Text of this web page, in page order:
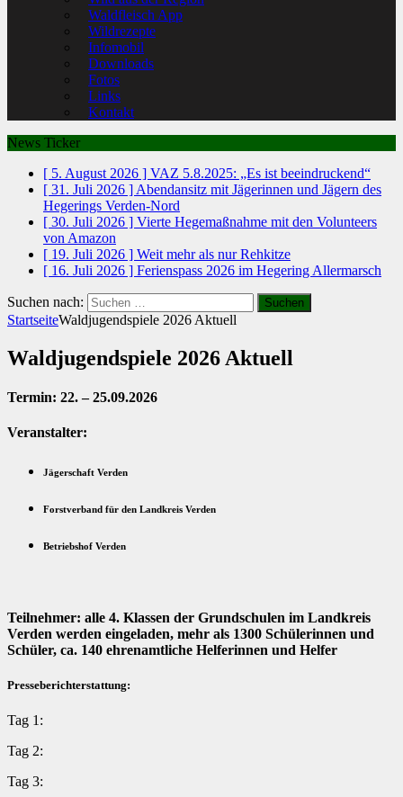
Waldfleisch App
Wildrezepte
Infomobil
Downloads
Fotos
Links
Kontakt
News Ticker
[ 5. August 2026 ] VAZ 5.8.2025: „Es ist beeindruckend“
[ 31. Juli 2026 ] Abendansitz mit Jägerinnen und Jägern des
Hegerings Verden-Nord
[ 30. Juli 2026 ] Vierte Hegemaßnahme mit den Volunteers
von Amazon
[ 19. Juli 2026 ] Weit mehr als nur Rehkitze
[ 16. Juli 2026 ] Ferienspass 2026 im Hegering Allermarsch
Suchen nach:
StartseiteWaldjugendspiele 2026 Aktuell
Waldjugendspiele 2026 Aktuell
Termin: 22. – 25.09.2026
Veranstalter:
Jägerschaft Verden
Forstverband für den Landkreis Verden
Betriebshof Verden
Teilnehmer: alle 4. Klassen der Grundschulen im Landkreis
Verden werden eingeladen, mehr als 1300 Schülerinnen und
Schüler, ca. 140 ehrenamtliche Helferinnen und Helfer
Presseberichterstattung:
Tag 1:
Tag 2:
Tag 3: